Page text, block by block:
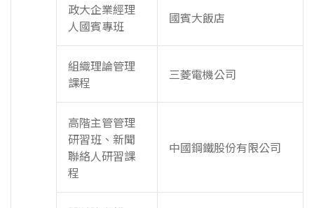
政大企業經理
人國賓專班
國賓大飯店
組織理論管理
課程
三菱電機公司
高階主管管理
研習班、新聞
聯絡人研習課
程
中國鋼鐵股份有限公司